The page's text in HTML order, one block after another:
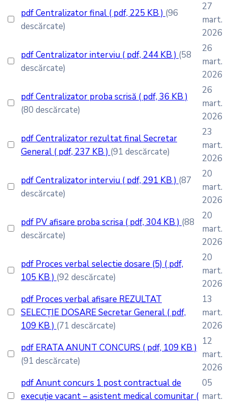
pdfCentralizator final ( pdf, 225 KB ) (96
descărcate)
27
mart.
2026
pdfCentralizator interviu ( pdf, 244 KB ) (58
descărcate)
26
mart.
2026
pdfCentralizator proba scrisă ( pdf, 36 KB )
(80 descărcate)
26
mart.
2026
pdfCentralizator rezultat final Secretar
General ( pdf, 237 KB ) (91 descărcate)
23
mart.
2026
pdfCentralizator interviu ( pdf, 291 KB ) (87
descărcate)
20
mart.
2026
pdf PV afisare proba scrisa ( pdf, 304 KB ) (88
descărcate)
20
mart.
2026
pdf Proces verbal selectie dosare (5) ( pdf,
105 KB ) (92 descărcate)
20
mart.
2026
pdf Proces verbal afisare REZULTAT
SELECȚIE DOSARE Secretar General ( pdf,
109 KB ) (71 descărcate)
13
mart.
2026
pdf ERATA ANUNT CONCURS ( pdf, 109 KB )
(91 descărcate)
12
mart.
2026
pdfAnunt concurs 1 post contractual de
execuție vacant – asistent medical comunitar (
05
mart.